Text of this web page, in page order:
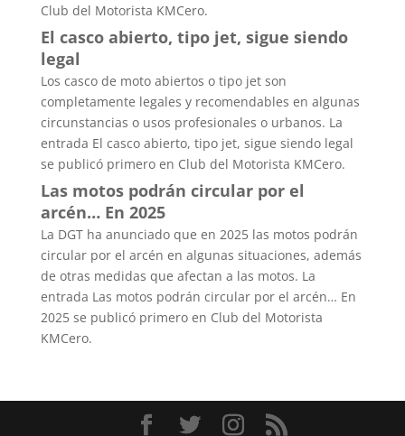
Club del Motorista KMCero.
El casco abierto, tipo jet, sigue siendo
legal
Los casco de moto abiertos o tipo jet son
completamente legales y recomendables en algunas
circunstancias o usos profesionales o urbanos. La
entrada El casco abierto, tipo jet, sigue siendo legal
se publicó primero en Club del Motorista KMCero.
Las motos podrán circular por el
arcén… En 2025
La DGT ha anunciado que en 2025 las motos podrán
circular por el arcén en algunas situaciones, además
de otras medidas que afectan a las motos. La
entrada Las motos podrán circular por el arcén… En
2025 se publicó primero en Club del Motorista
KMCero.